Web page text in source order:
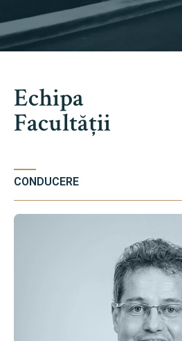
Echipa
Facultății
CONDUCERE